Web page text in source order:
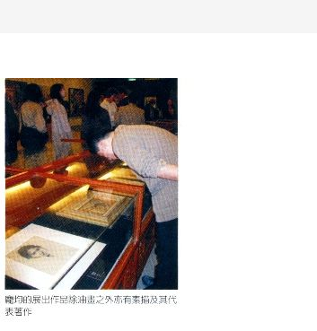
，唯一一次是其父龎薰琹見他的〈灰色屋頂〉一作